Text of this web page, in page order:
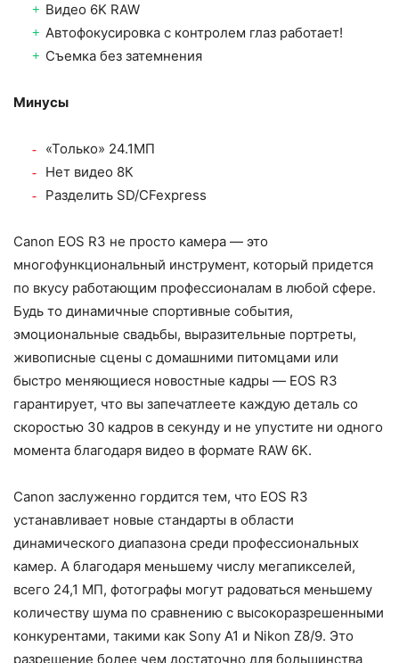
Видео 6K RAW
Автофокусировка с контролем глаз работает!
Съемка без затемнения
Минусы
«Только» 24.1МП
Нет видео 8К
Разделить SD/CFexpress
Canon EOS R3 не просто камера — это
многофункциональный инструмент, который придется
по вкусу работающим профессионалам в любой сфере.
Будь то динамичные спортивные события,
эмоциональные свадьбы, выразительные портреты,
живописные сцены с домашними питомцами или
быстро меняющиеся новостные кадры — EOS R3
гарантирует, что вы запечатлеете каждую деталь со
скоростью 30 кадров в секунду и не упустите ни одного
момента благодаря видео в формате RAW 6K.
Canon заслуженно гордится тем, что EOS R3
устанавливает новые стандарты в области
динамического диапазона среди профессиональных
камер. А благодаря меньшему числу мегапикселей,
всего 24,1 МП, фотографы могут радоваться меньшему
количеству шума по сравнению с высокоразрешенными
конкурентами, такими как Sony A1 и Nikon Z8/9. Это
разрешение более чем достаточно для большинства